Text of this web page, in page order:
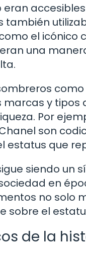
también
el icónico
una
y
Por
son
estatus que
siendo un
en
no solo
el
de la